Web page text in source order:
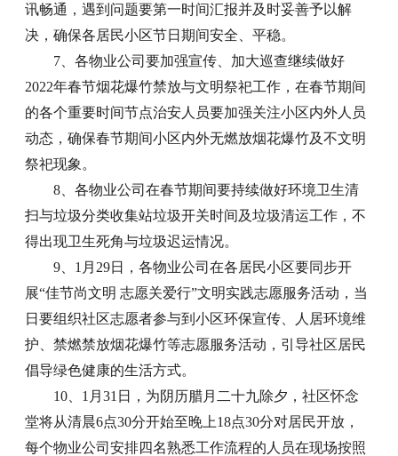
讯畅通，遇到问题要第一时间汇报并及时妥善予以解
决，确保各居民小区节日期间安全、平稳。
7、各物业公司要加强宣传、加大巡查继续做好
2022年春节烟花爆竹禁放与文明祭祀工作，在春节期间
的各个重要时间节点治安人员要加强关注小区内外人员
动态，确保春节期间小区内外无燃放烟花爆竹及不文明
祭祀现象。
8、各物业公司在春节期间要持续做好环境卫生清
扫与垃圾分类收集站垃圾开关时间及垃圾清运工作，不
得出现卫生死角与垃圾迟运情况。
9、1月29日，各物业公司在各居民小区要同步开
展“佳节尚文明 志愿关爱行”文明实践志愿服务活动，当
日要组织社区志愿者参与到小区环保宣传、人居环境维
护、禁燃禁放烟花爆竹等志愿服务活动，引导社区居民
倡导绿色健康的生活方式。
10、1月31日，为阴历腊月二十九除夕，社区怀念
堂将从清晨6点30分开始至晚上18点30分对居民开放，
每个物业公司安排四名熟悉工作流程的人员在现场按照